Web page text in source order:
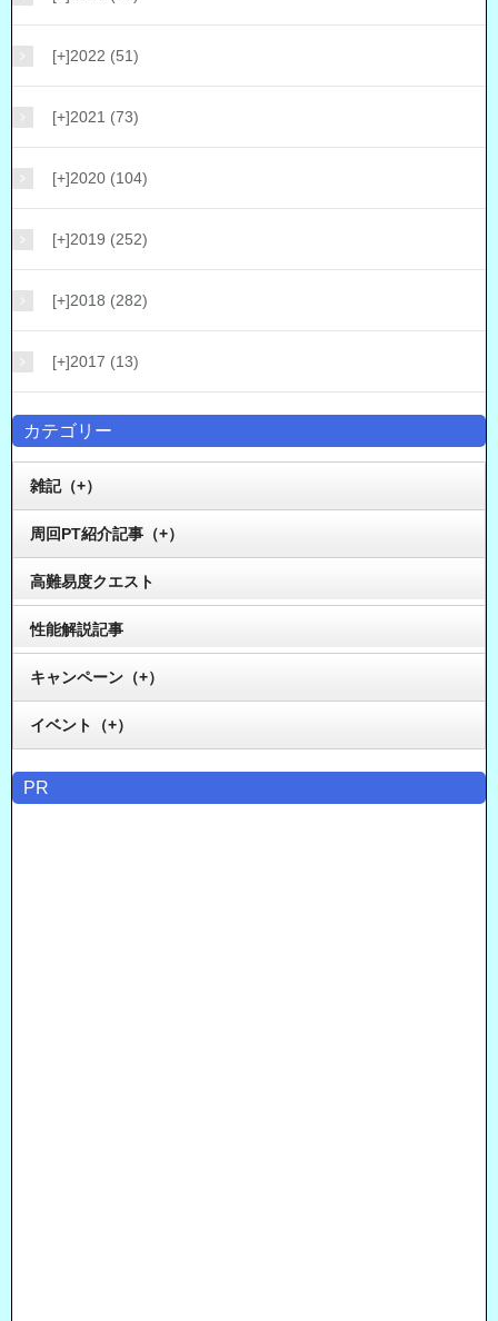
[+]2022 (51)
[+]2021 (73)
[+]2020 (104)
[+]2019 (252)
[+]2018 (282)
[+]2017 (13)
カテゴリー
雑記（+）
周回PT紹介記事（+）
高難易度クエスト
性能解説記事
キャンペーン（+）
イベント（+）
PR